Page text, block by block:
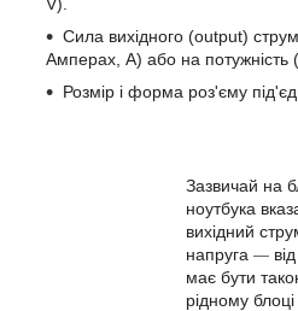
Сила вихідного (output)
Амперах, А) або на потужність
Розмір і форма роз'єму
Зазвичай на
ноутбука
вихідний
напруга —
має бути
рідному